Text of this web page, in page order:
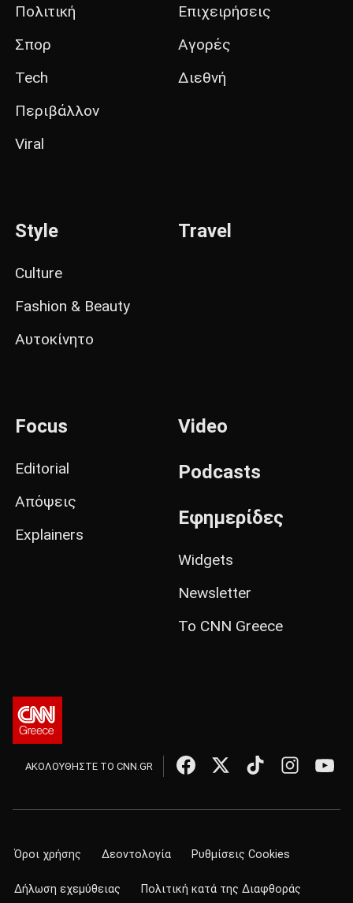
Πολιτική
Σπορ
Tech
Περιβάλλον
Viral
Επιχειρήσεις
Αγορές
Διεθνή
Style
Culture
Fashion & Beauty
Αυτοκίνητο
Travel
Focus
Editorial
Απόψεις
Explainers
Video
Podcasts
Εφημερίδες
Widgets
Newsletter
Το CNN Greece
ΑΚΟΛΟΥΘΗΣΤΕ ΤΟ CNN.GR
Όροι χρήσης Δεοντολογία Ρυθμίσεις Cookies
Δήλωση εχεμύθειας Πολιτική κατά της Διαφθοράς